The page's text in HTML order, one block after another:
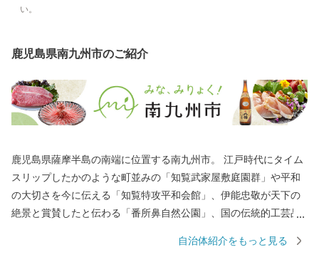
い。
鹿児島県南九州市のご紹介
鹿児島県薩摩半島の南端に位置する南九州市。 江戸時代にタイム
スリップしたかのような町並みの「知覧武家屋敷庭園群」や平和
の大切さを今に伝える「知覧特攻平和会館」、伊能忠敬が天下の
絶景と賞賛したと伝わる「番所鼻自然公園」、国の伝統的工芸品
には、市町村別日本一の生産量を誇る「知覧茶」や「さつまい
自治体紹介をもっと見る